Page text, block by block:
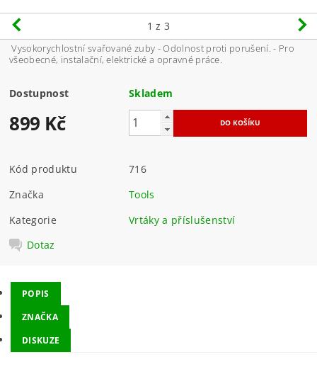
1 z 3
Vysokorychlostní svařované zuby - Odolnost proti porušení. - Pro
všeobecné, instalační, elektrické a opravné práce.
Dostupnost Skladem
899 Kč
Kód produktu
716
Značka
Tools
Kategorie
Vrtáky a příslušenství
Dotaz
POPIS
ZNAČKA
DISKUZE